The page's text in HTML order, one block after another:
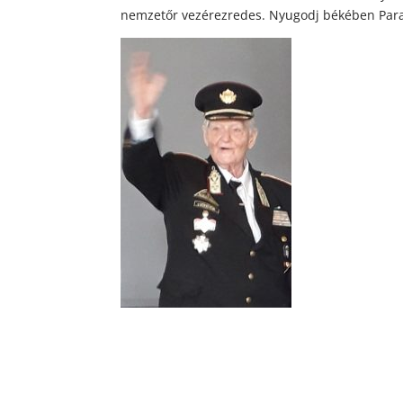
nemzetőr vezérezredes. Nyugodj békében